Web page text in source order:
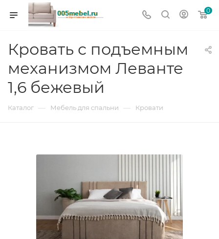
0
Кровать с подъемным
механизмом Леванте
1,6 бежевый
Каталог — Мебель для спальни — Кровати